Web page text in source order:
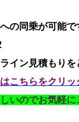
の同乗が可能で
イン見積もりを
こちらをクリッ
いのでお気軽に